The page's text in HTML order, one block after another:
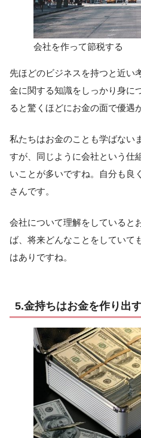
会社を作って節税する
先ほどのビジネスを持つと近い
金に関する知識をしっかり身に
ると驚くほどにお金の面で優遇
私たちはお金のことも学ばない
すが、同じように会社という仕
いことが多いですね。自分も良
さんです。
会社について理解をしていると
ば、将来どんなことをしていて
はありですね。
5.金持ちはお金を作り出